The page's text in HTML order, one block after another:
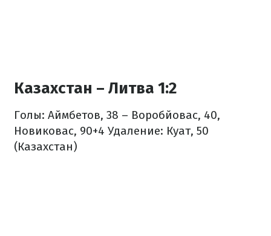
Казахстан – Литва 1:2
Голы: Аймбетов, 38 – Воробйовас, 40,
Новиковас, 90+4 Удаление: Куат, 50
(Казахстан)